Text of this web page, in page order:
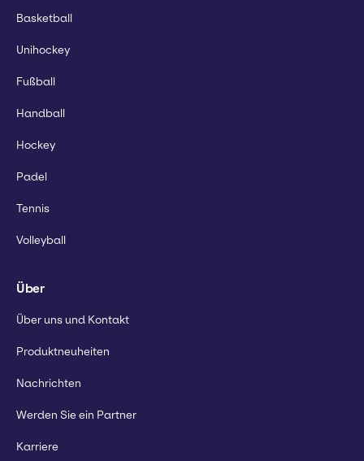
Basketball
Unihockey
Fußball
Handball
Hockey
Padel
Tennis
Volleyball
Über
Über uns und Kontakt
Produktneuheiten
Nachrichten
Werden Sie ein Partner
Karriere